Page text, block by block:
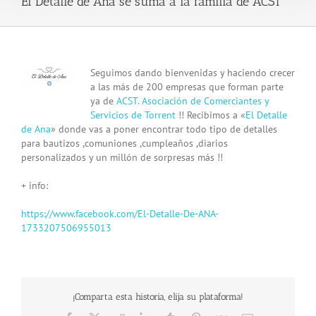
View
Larger
Seguimos dando bienvenidas y haciendo crecer
a las más de 200 empresas que forman parte
ya de ACST. Asociación de Comerciantes y
Servicios de Torrent !! Recibimos a «El Detalle
de Ana» donde vas a poner encontrar todo tipo de detalles
para bautizos ,comuniones ,cumpleaños ,diarios
personalizados y un millón de sorpresas más !!
+ info:
https://www.facebook.com/El-Detalle-De-ANA-
1733207506955013
¡Comparta esta historia, elija su plataforma!